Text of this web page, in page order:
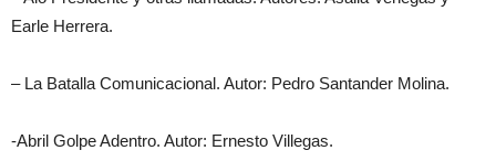
Earle Herrera.
– La Batalla Comunicacional. Autor: Pedro Santander Molina.
-Abril Golpe Adentro. Autor: Ernesto Villegas.